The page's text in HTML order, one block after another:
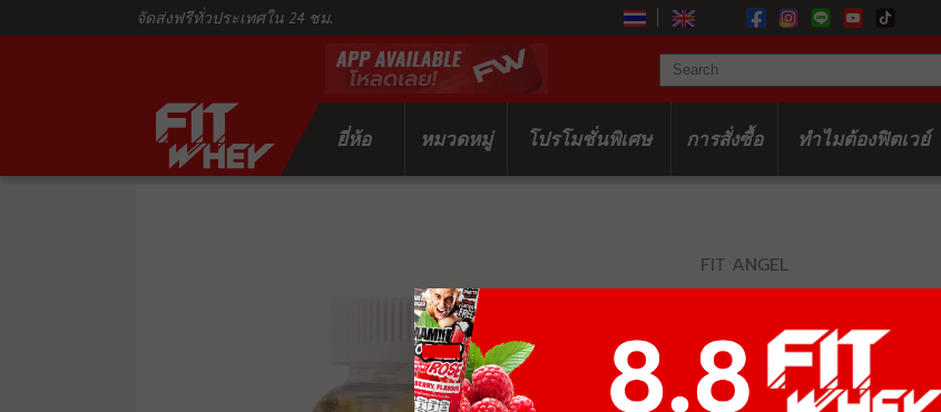
จัดส่งฟรีทั่วประเทศใน 24 ชม.
ยี่ห้อ หมวดหมู่ โปรโมชั่นพิเศษ การสั่งซื้อ ทำไมต้องฟิตเวย์
FIT ANGEL
PINK CLA